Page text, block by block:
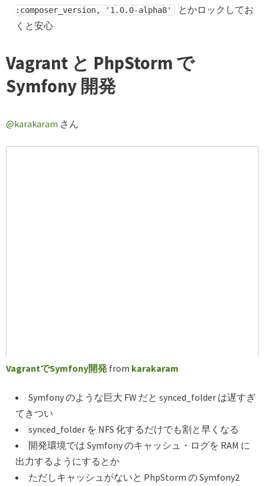
:composer_version, '1.0.0-alpha8'
とかロックしてお
くと安心
Vagrant と PhpStorm で
Symfony 開発
@karakaram さん
VagrantでSymfony開発 from karakaram
Symfony のような巨大 FW だと synced_folder は遅すぎ
てきつい
synced_folder を NFS 化するだけでも割と早くなる
開発環境では Symfony のキャッシュ・ログを RAM に
出力するようにするとか
ただしキャッシュがないと PhpStorm の Symfony2